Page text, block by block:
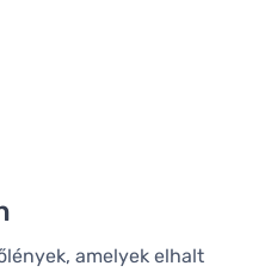
amelyek elhalt